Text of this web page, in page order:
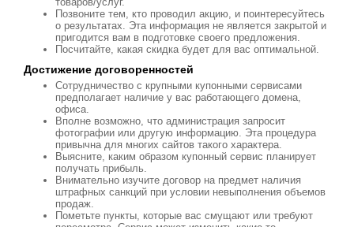
Позвоните тем, кто проводил акцию, и поинтересуйтесь
о результатах. Эта информация не является закрытой и
пригодится вам в подготовке своего предложения.
Посчитайте, какая скидка будет для вас оптимальной.
Достижение договоренностей
Сотрудничество с крупными купонными сервисами
предполагает наличие у вас работающего домена,
офиса.
Вполне возможно, что администрация запросит
фотографии или другую информацию. Эта процедура
привычна для многих сайтов такого характера.
Выясните, каким образом купонный сервис планирует
получать прибыль.
Внимательно изучите договор на предмет наличия
штрафных санкций при условии невыполнения объемов
продаж.
Пометьте пункты, которые вас смущают или требуют